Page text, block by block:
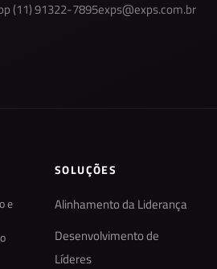
(11) 91322-7895exps@exps.com.br
e
SOLUÇÕES
Alinhamento da Liderança
Desenvolvimento de
Líderes